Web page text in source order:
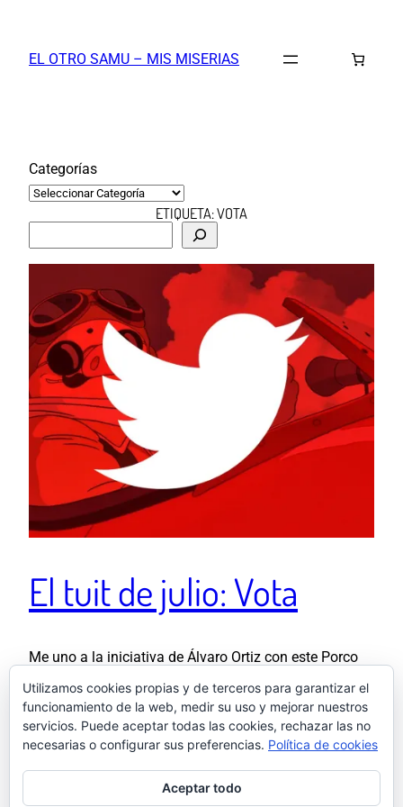
contenido
EL OTRO SAMU – MIS MISERIAS
Categorías
ETIQUETA:VOTA
a
r
El tuit de julio: Vota
Me uno a la iniciativa de Álvaro Ortiz con este Porco
Rossoque te anima a levantarte y votar por ti, pero
también por quienes no quieren, no pueden o no
saben hacerlo.
3 agosto, 2023
Utilizamos cookies propias y de terceros para garantizar el
funcionamiento de la web, medir su uso y mejorar nuestros
servicios. Puede aceptar todas las cookies, rechazar las no
necesarias o configurar sus preferencias. Política de cookies
Aceptar todo